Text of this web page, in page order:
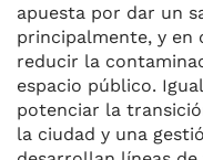
apuesta por dar un
principalmente, y en
reducir la
espacio público.
potenciar la
la ciudad y una